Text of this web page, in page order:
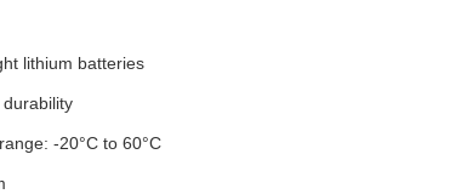
lithium batteries
-20°C to 60°C